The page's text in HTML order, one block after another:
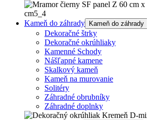
Kameň do záhrady Kameň do záhrady
Dekoračné štrky
Dekoračné okrúhliaky
Kamenné Schody
Nášľapné kamene
Skalkový kameň
Kameň na murovanie
Solitéry
Záhradné obrubníky
Záhradné doplnky